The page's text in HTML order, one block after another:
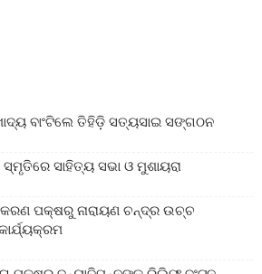
ବାଂଟିଲେ ତିହିଡି଼ ସତ୍ୟସାଇ ସଙ୍ଗଠନ
ସାହିତ୍ୟ ସଭା ଓ ମୁଶାୟରା
ପକ୍ଷରୁ ନାରାୟଣ ଚନ୍ଦ୍ର ଉଚ୍ଚ